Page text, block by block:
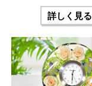
詳しく見る